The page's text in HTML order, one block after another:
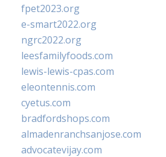
fpet2023.org
e-smart2022.org
ngrc2022.org
leesfamilyfoods.com
lewis-lewis-cpas.com
eleontennis.com
cyetus.com
bradfordshops.com
almadenranchsanjose.com
advocatevijay.com